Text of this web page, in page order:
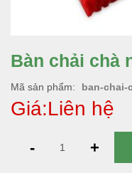
Bàn chải chà
Mã sản phẩm ban-chai-
Giá:Liên hệ
- +